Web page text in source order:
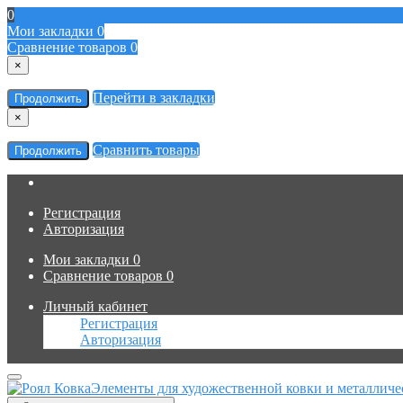
0
Мои закладки 0
Сравнение товаров 0
×
Продолжить Перейти в закладки
×
Продолжить Сравнить товары
Регистрация
Авторизация
Мои закладки 0
Сравнение товаров 0
Личный кабинет
Регистрация
Авторизация
Элементы для художественной ковки и